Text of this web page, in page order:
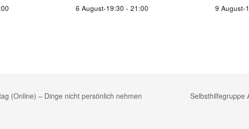
6 August-19:30 - 21:00 9 August-
(Online) – Dinge nicht persönlich nehmen Selbsthilfegruppe